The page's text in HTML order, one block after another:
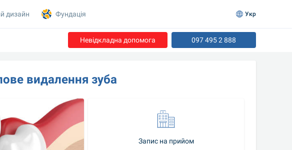
Невідкладна допомога 097 495 2 888
видалення зуба
Запис на прийом
дизайн Фундація Укр